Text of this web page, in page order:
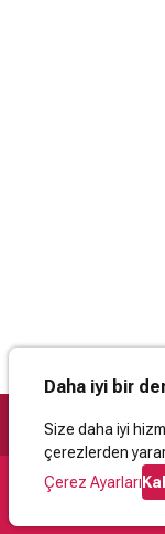
Daha iyi bir
Size daha iyi
çerezlerden
Çerez Ayarları